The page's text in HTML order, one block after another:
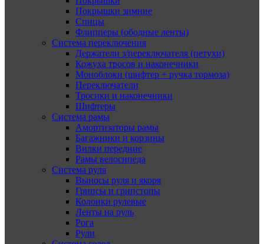
Покрышки зимние
Спицы
Флипперы (ободные ленты)
Система переключения
Держатели з/переключателя (петухи)
Кожуха тросов и наконечники
Моноблоки (шифтер + ручка тормоза)
Переключатели
Тросики и наконечники
Шифтеры
Система рамы
Амортизаторы рамы
Багажники и корзины
Вилки передние
Рамы велосипеда
Система руля
Выносы руля и якоря
Грипсы и грипстопы
Колонки рулевые
Ленты на руль
Рога
Рули